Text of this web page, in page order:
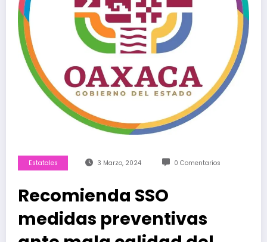
Estatales 3 Marzo, 2024 0 Comentarios
Recomienda SSO
medidas preventivas